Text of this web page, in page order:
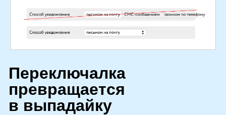
Переключалка
превращается
в выпадайку